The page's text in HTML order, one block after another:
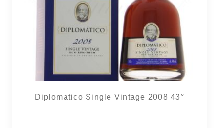
Diplomatico Single Vintage 2008 43°